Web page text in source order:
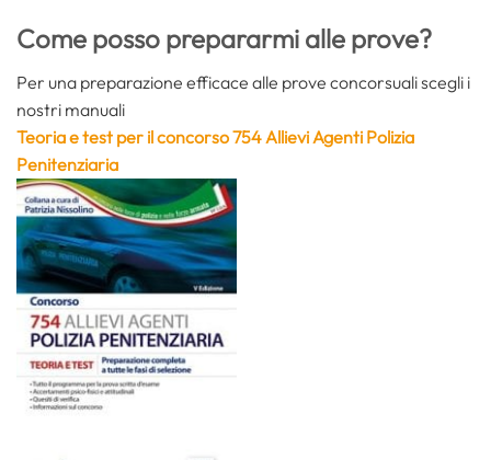
Come posso prepararmi alle prove?
Per una preparazione efficace alle prove concorsuali scegli i
nostri manuali
Teoria e test per il concorso 754 Allievi Agenti Polizia
Penitenziaria